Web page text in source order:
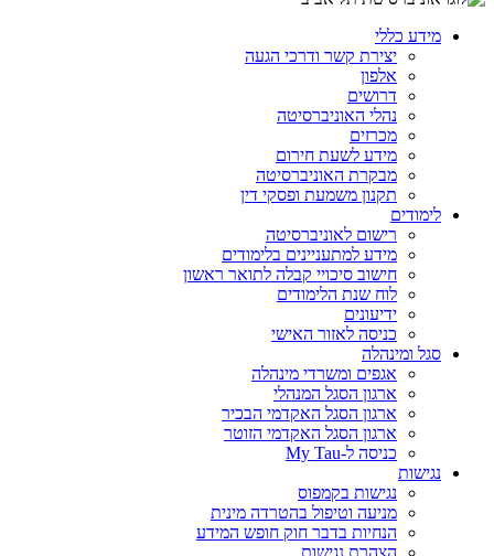
מידע כללי
יצירת קשר ודרכי הגעה
אלפון
דרושים
נהלי האוניברסיטה
מכרזים
מידע לשעת חירום
מבקרת האוניברסיטה
תקנון משמעת ופסקי דין
לימודים
רישום לאוניברסיטה
מידע למתעניינים בלימודים
חישוב סיכויי קבלה לתואר ראשון
לוח שנת הלימודים
ידיעונים
כניסה לאזור האישי
סגל ומינהלה
אגפים ומשרדי מינהלה
ארגון הסגל המנהלי
ארגון הסגל האקדמי הבכיר
ארגון הסגל האקדמי הזוטר
כניסה ל-My Tau
נגישות
נגישות בקמפוס
מניעה וטיפול בהטרדה מינית
הנחיות בדבר חוק חופש המידע